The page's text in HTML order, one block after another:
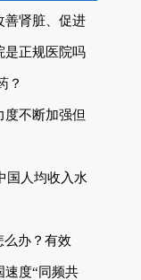
善肾脏、促进
是正规医院吗
？
度不断加强但
国人均收入水
么办？有效
速度“同频共